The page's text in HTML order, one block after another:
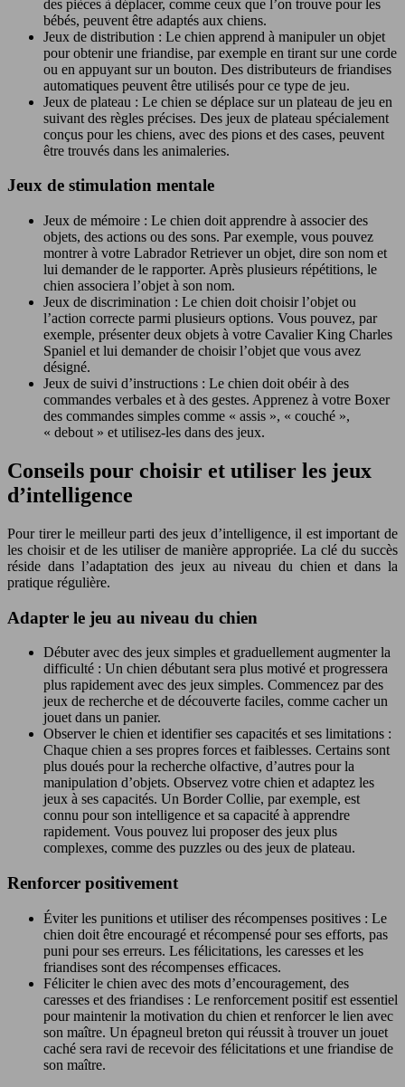
des pièces à déplacer, comme ceux que l’on trouve pour les
bébés, peuvent être adaptés aux chiens.
Jeux de distribution : Le chien apprend à manipuler un objet
pour obtenir une friandise, par exemple en tirant sur une corde
ou en appuyant sur un bouton. Des distributeurs de friandises
automatiques peuvent être utilisés pour ce type de jeu.
Jeux de plateau : Le chien se déplace sur un plateau de jeu en
suivant des règles précises. Des jeux de plateau spécialement
conçus pour les chiens, avec des pions et des cases, peuvent
être trouvés dans les animaleries.
Jeux de stimulation mentale
Jeux de mémoire : Le chien doit apprendre à associer des
objets, des actions ou des sons. Par exemple, vous pouvez
montrer à votre Labrador Retriever un objet, dire son nom et
lui demander de le rapporter. Après plusieurs répétitions, le
chien associera l’objet à son nom.
Jeux de discrimination : Le chien doit choisir l’objet ou
l’action correcte parmi plusieurs options. Vous pouvez, par
exemple, présenter deux objets à votre Cavalier King Charles
Spaniel et lui demander de choisir l’objet que vous avez
désigné.
Jeux de suivi d’instructions : Le chien doit obéir à des
commandes verbales et à des gestes. Apprenez à votre Boxer
des commandes simples comme « assis », « couché »,
« debout » et utilisez-les dans des jeux.
Conseils pour choisir et utiliser les jeux
d’intelligence
Pour tirer le meilleur parti des jeux d’intelligence, il est important de
les choisir et de les utiliser de manière appropriée. La clé du succès
réside dans l’adaptation des jeux au niveau du chien et dans la
pratique régulière.
Adapter le jeu au niveau du chien
Débuter avec des jeux simples et graduellement augmenter la
difficulté : Un chien débutant sera plus motivé et progressera
plus rapidement avec des jeux simples. Commencez par des
jeux de recherche et de découverte faciles, comme cacher un
jouet dans un panier.
Observer le chien et identifier ses capacités et ses limitations :
Chaque chien a ses propres forces et faiblesses. Certains sont
plus doués pour la recherche olfactive, d’autres pour la
manipulation d’objets. Observez votre chien et adaptez les
jeux à ses capacités. Un Border Collie, par exemple, est
connu pour son intelligence et sa capacité à apprendre
rapidement. Vous pouvez lui proposer des jeux plus
complexes, comme des puzzles ou des jeux de plateau.
Renforcer positivement
Éviter les punitions et utiliser des récompenses positives : Le
chien doit être encouragé et récompensé pour ses efforts, pas
puni pour ses erreurs. Les félicitations, les caresses et les
friandises sont des récompenses efficaces.
Féliciter le chien avec des mots d’encouragement, des
caresses et des friandises : Le renforcement positif est essentiel
pour maintenir la motivation du chien et renforcer le lien avec
son maître. Un épagneul breton qui réussit à trouver un jouet
caché sera ravi de recevoir des félicitations et une friandise de
son maître.